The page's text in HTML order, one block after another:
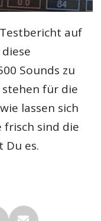
auf
Sounds zu
für die
lassen sich
frisch sind die
Du es.